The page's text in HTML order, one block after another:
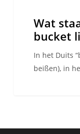
Wat
bucket
In het Duits
beißen), in